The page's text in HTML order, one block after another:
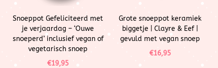
Snoeppot Gefeliciteerd met
je verjaardag – ‘Ouwe
snoeperd’ inclusief vegan of
vegetarisch snoep
€19,95
Grote snoeppot keramiek
biggetje | Clayre & Eef |
gevuld met vegan snoep
€16,95